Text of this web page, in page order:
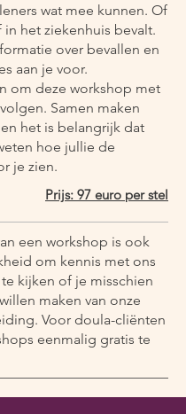
wat mee kunnen. Of
in het ziekenhuis bevalt.
over bevallen en
aan je voor.
om deze workshop met
Samen maken
het is belangrijk dat
hoe jullie de
je zien.
Prijs: 97 euro per stel
een workshop is ook
om kennis met ons
kijken of je misschien
maken van onze
Voor doula-cliënten
eenmalig gratis te